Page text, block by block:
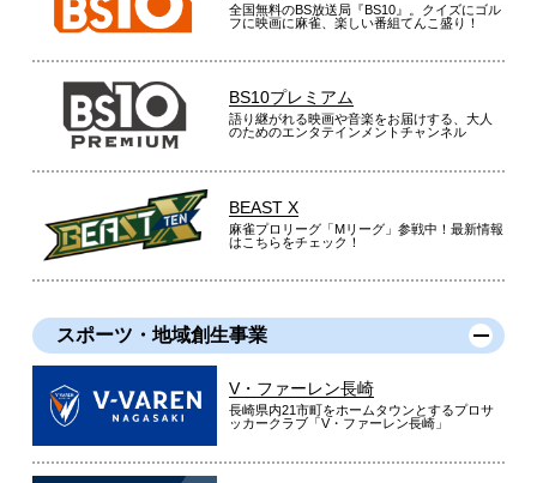
全国無料のBS放送局『BS10』。クイズにゴル
フに映画に麻雀、楽しい番組てんこ盛り！
BS10プレミアム
語り継がれる映画や音楽をお届けする、大人
のためのエンタテインメントチャンネル
BEAST X
麻雀プロリーグ「Mリーグ」参戦中！最新情報
はこちらをチェック！
スポーツ・地域創生事業
V・ファーレン長崎
長崎県内21市町をホームタウンとするプロサ
ッカークラブ「V・ファーレン長崎」